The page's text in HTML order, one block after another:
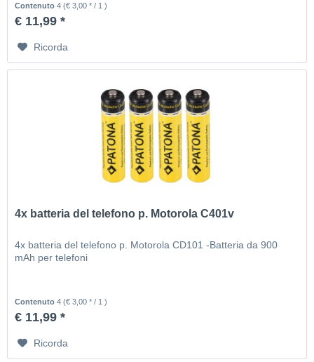
Contenuto4(€ 3,00 * / 1 )
€ 11,99 *
Ricorda
4x batteria del telefono p. Motorola C401v
4x batteria del telefono p. Motorola CD101 -Batteria da 900
mAh per telefoni
Contenuto4(€ 3,00 * / 1 )
€ 11,99 *
Ricorda